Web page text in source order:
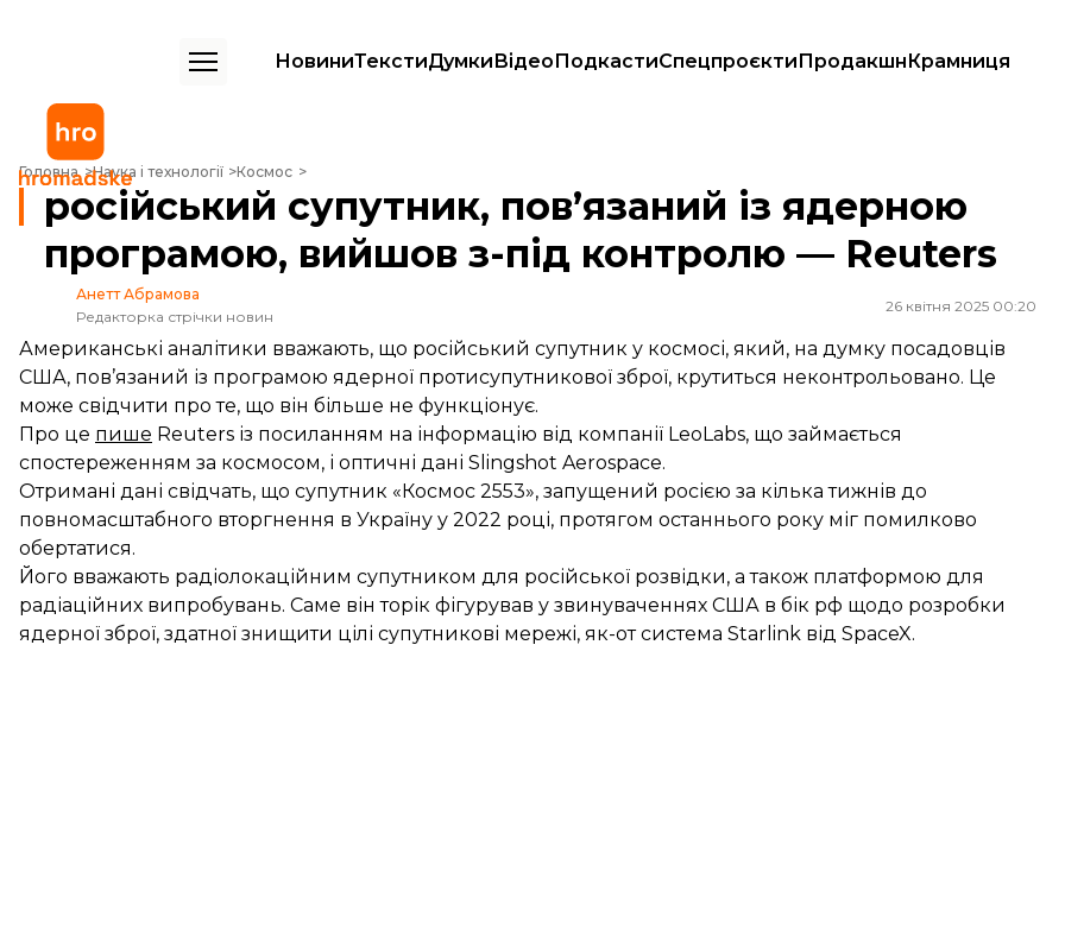
НовиниТекстиДумкиВідеоПодкастиСпецпроєктиПродакшнКрамниця
Головна Наука і технології Космос
російський супутник, пов’язаний із ядерною програмою, вийшов з-під контролю — Reuters
російський супутник, пов’язаний із ядерною
програмою, вийшов з-під контролю — Reuters
Анетт Абрамова
Редакторка стрічки новин
26 квітня 2025 00:20
Американські аналітики вважають, що російський супутник у космосі, який, на думку посадовців
США, пов’язаний із програмою ядерної протисупутникової зброї, крутиться неконтрольовано. Це
може свідчити про те, що він більше не функціонує.
Про це пише Reuters із посиланням на інформацію від компанії LeoLabs, що займається
спостереженням за космосом, і оптичні дані Slingshot Aerospace.
Отримані дані свідчать, що супутник «Космос 2553», запущений росією за кілька тижнів до
повномасштабного вторгнення в Україну у 2022 році, протягом останнього року міг помилково
обертатися.
Його вважають радіолокаційним супутником для російської розвідки, а також платформою для
радіаційних випробувань. Саме він торік фігурував у звинуваченнях США в бік рф щодо розробки
ядерної зброї, здатної знищити цілі супутникові мережі, як-от система Starlink від SpaceX.